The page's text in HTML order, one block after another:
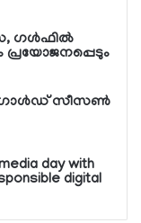
ഗള്‍ഫില്‍
പ്രയോജനപ്പെടും
ഗോള്‍ഡ് സീസണ്‍
day with
digital